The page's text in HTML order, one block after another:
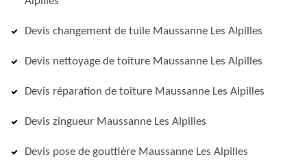
Devis changement de tuile Maussanne Les Alpilles
Devis nettoyage de toiture Maussanne Les Alpilles
Devis réparation de toiture Maussanne Les Alpilles
Devis zingueur Maussanne Les Alpilles
Devis pose de gouttière Maussanne Les Alpilles